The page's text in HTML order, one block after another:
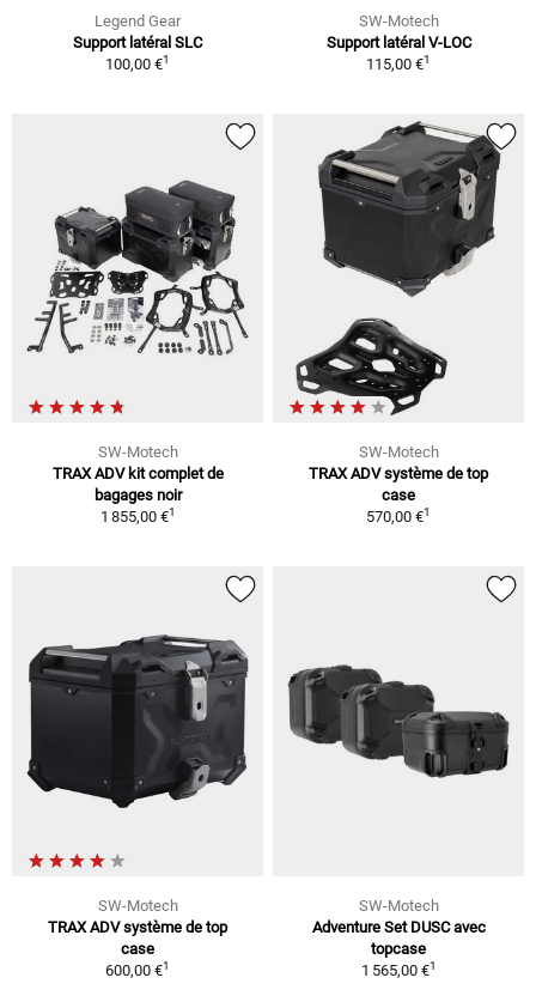
Legend Gear
Support latéral SLC
100,00 €1
SW-Motech
Support latéral V-LOC
115,00 €1
SW-Motech
TRAX ADV kit complet de
bagages noir
1 855,00 €1
SW-Motech
TRAX ADV système de top
case
570,00 €1
SW-Motech
TRAX ADV système de top
case
600,00 €1
SW-Motech
Adventure Set DUSC avec
topcase
1 565,00 €1